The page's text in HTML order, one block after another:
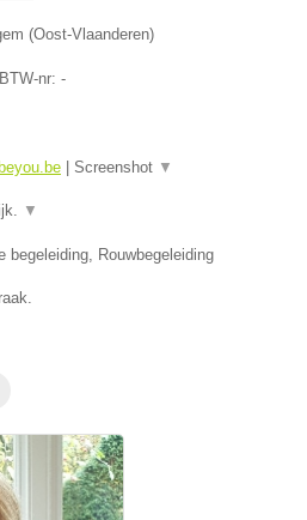
(Oost-Vlaanderen)
nr: -
Screenshot ▼
▼
begeleiding, Rouwbegeleiding